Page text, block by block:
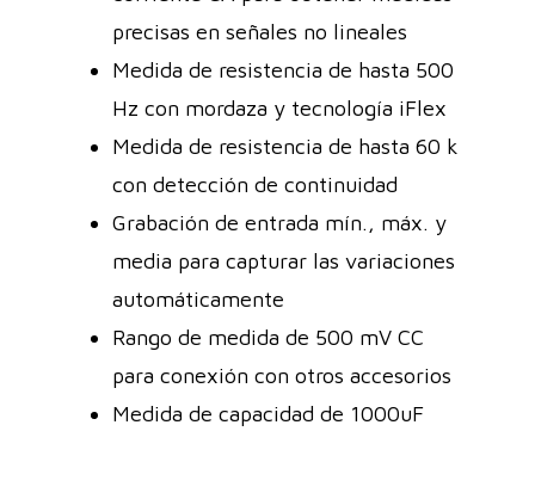
precisas en señales no lineales
Medida de resistencia de hasta 500
Hz con mordaza y tecnología iFlex
Medida de resistencia de hasta 60 k
con detección de continuidad
Grabación de entrada mín., máx. y
media para capturar las variaciones
automáticamente
Rango de medida de 500 mV CC
para conexión con otros accesorios
Medida de capacidad de 1000uF